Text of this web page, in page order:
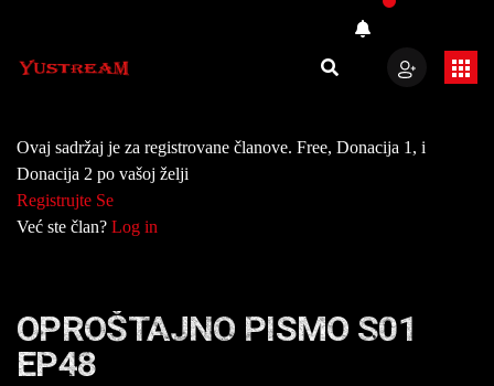
Ovaj sadržaj je za registrovane članove. Free, Donacija 1, i
Donacija 2 po vašoj želji
Registrujte Se
Već ste član? Log in
OPROŠTAJNO PISMO S01
EP48